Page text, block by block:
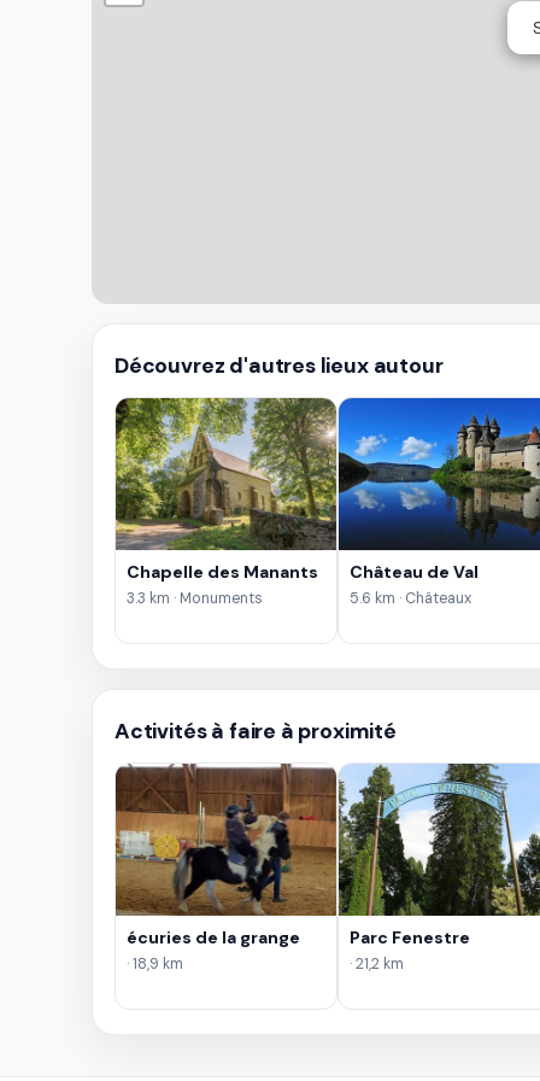
Découvrez d'autres lieux autour
Chapelle des Manants
3.3 km · Monuments
Château de Val
5.6 km · Châteaux
Activités à faire à proximité
écuries de la grange
· 18,9 km
Parc Fenestre
· 21,2 km